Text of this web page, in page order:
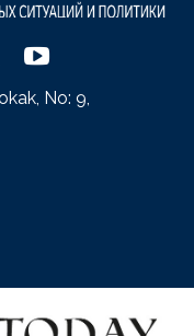
No: 9,